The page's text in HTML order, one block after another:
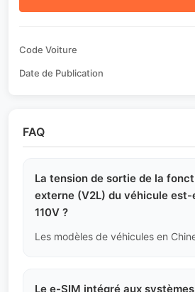
Code Voiture
Date de Publication
FAQ
La tension de sortie de la
externe (V2L) du véhicule est-
110V ?
Le e-SIM intégré aux